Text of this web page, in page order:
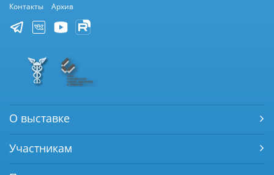
Контакты
Архив
О выставке
Участникам